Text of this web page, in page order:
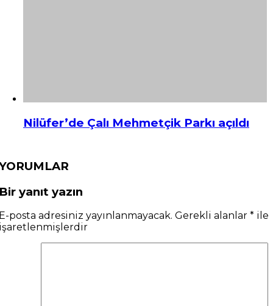
Nilüfer’de Çalı Mehmetçik Parkı açıldı
yanıt yazın
posta adresiniz yayınlanmayacak. Gerekli alanlar * ile